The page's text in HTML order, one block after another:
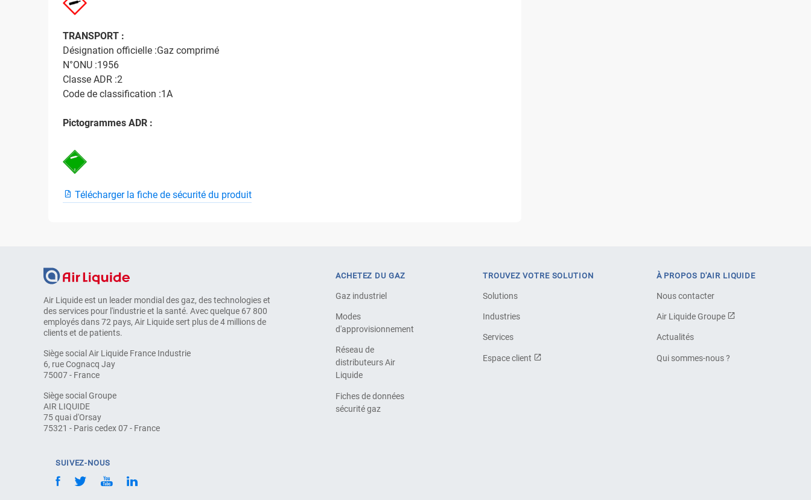
TRANSPORT :
Désignation officielle :Gaz comprimé
N°ONU :1956
Classe ADR :2
Code de classification :1A
Pictogrammes ADR :
Télécharger la fiche de sécurité du produit
Air Liquide est un leader mondial des gaz, des technologies et
des services pour l'industrie et la santé. Avec quelque 67 800
employés dans 72 pays, Air Liquide sert plus de 4 millions de
clients et de patients.
Siège social Air Liquide France Industrie
6, rue Cognacq Jay
75007 - France
Siège social Groupe
AIR LIQUIDE
75 quai d'Orsay
75321 - Paris cedex 07 - France
ACHETEZ DU GAZ
Gaz industriel
Modes
d'approvisionnement
Réseau de
distributeurs Air
Liquide
Fiches de données
sécurité gaz
TROUVEZ VOTRE SOLUTION
Solutions
Industries
Services
Espace client
À PROPOS D'AIR LIQUIDE
Nous contacter
Air Liquide Groupe
Actualités
Qui sommes-nous ?
SUIVEZ-NOUS